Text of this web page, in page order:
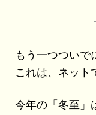
もう一つついで
これは、ネット
今年の「冬至」